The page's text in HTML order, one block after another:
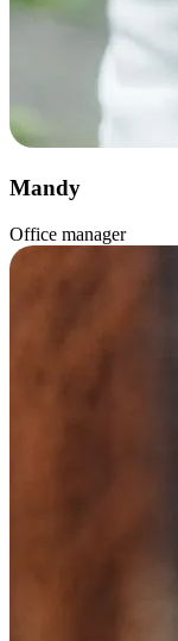
Mandy
Office manager